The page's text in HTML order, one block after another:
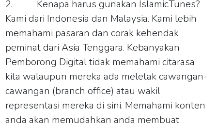
2.
Kenapa harus gunakan IslamicTunes?
Kami dari Indonesia dan Malaysia. Kami lebih
memahami pasaran dan corak kehendak
peminat dari Asia Tenggara. Kebanyakan
Pemborong Digital tidak memahami citarasa
kita walaupun mereka ada meletak cawangan-
cawangan (branch office) atau wakil
representasi mereka di sini. Memahami konten
anda akan memudahkan anda membuat